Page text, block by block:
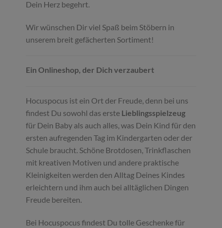
Dein Herz begehrt.
Wir wünschen Dir viel Spaß beim Stöbern in
unserem breit gefächerten Sortiment!
Ein Onlineshop, der Dich verzaubert
Hocuspocus ist ein Ort der Freude, denn bei uns
findest Du sowohl das erste Lieblingsspielzeug
für Dein Baby als auch alles, was Dein Kind für den
ersten aufregenden Tag im Kindergarten oder der
Schule braucht. Schöne Brotdosen, Trinkflaschen
mit kreativen Motiven und andere praktische
Kleinigkeiten werden den Alltag Deines Kindes
erleichtern und ihm auch bei alltäglichen Dingen
Freude bereiten.
Bei Hocuspocus findest Du tolle Geschenke für